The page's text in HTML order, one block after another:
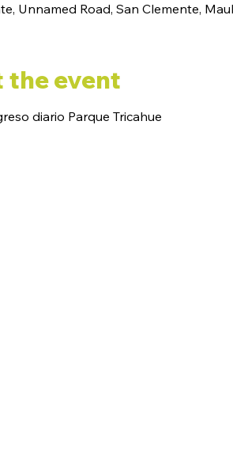
Unnamed Road, San Clemente,
the event
diario Parque Tricahue